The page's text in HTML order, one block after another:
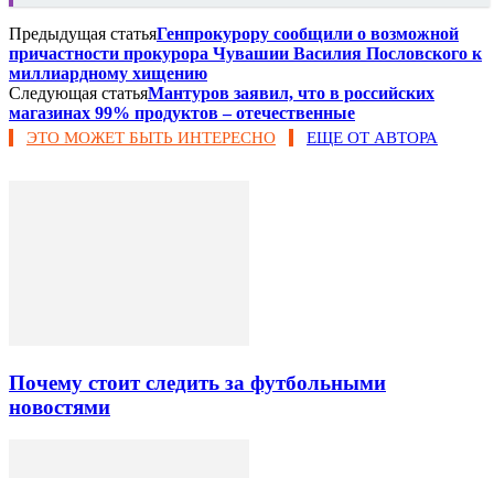
Предыдущая статьяГенпрокурору сообщили о возможной
причастности прокурора Чувашии Василия Пословского к
миллиардному хищению
Следующая статьяМантуров заявил, что в российских
магазинах 99% продуктов – отечественные
ЭТО МОЖЕТ БЫТЬ ИНТЕРЕСНО ЕЩЕ ОТ АВТОРА
Почему стоит следить за футбольными
новостями